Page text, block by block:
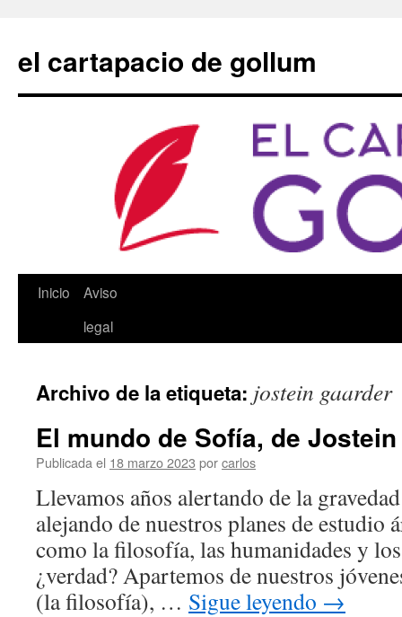
contenido
el cartapacio de gollum
Inicio
Aviso
legal
Archivo de la etiqueta: jostein gaarder
El mundo de Sofía, de
Publicada el 18 marzo 2023 porcarlos
Llevamos años alertando de la
alejando de nuestros planes de estudio
como la filosofía, las humanidades y
¿verdad? Apartemos de nuestros
(la filosofía), … Sigue leyendo →